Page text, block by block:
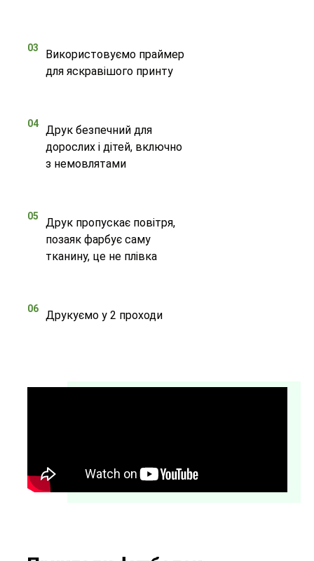
03
Використовуємо праймер
для яскравішого принту
04
Друк безпечний для
дорослих і дітей, включно
з немовлятами
05
Друк пропускає повітря,
позаяк фарбує саму
тканину, це не плівка
06 Друкуємо у 2 проходи